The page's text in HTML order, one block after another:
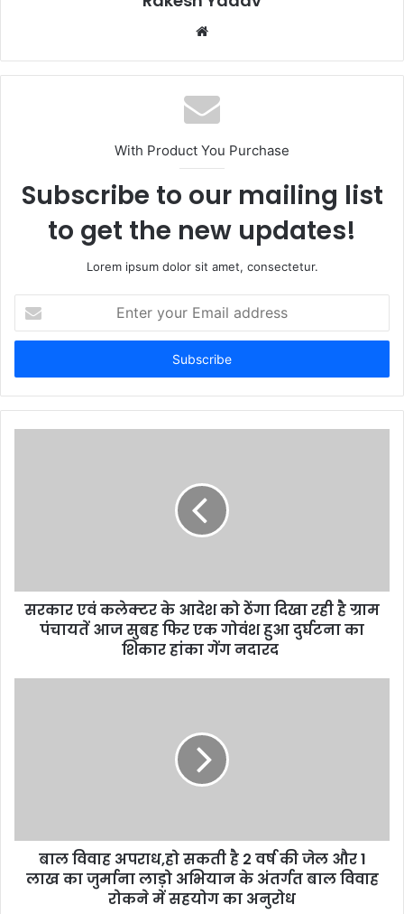
b
s
i
e
With Product You Purchase
Subscribe to our mailing list
to get the new updates!
Lorem ipsum dolor sit amet, consectetur.
t
r
y
s
सरकार एवं कलेक्टर के आदेश को ठेंगा दिखा रही है ग्राम
पंचायतें आज सुबह फिर एक गोवंश हुआ दुर्घटना का
शिकार हांका गेंग नदारद
बाल विवाह अपराध,हो सकती है 2 वर्ष की जेल और 1
लाख का जुर्माना लाड़ो अभियान के अंतर्गत बाल विवाह
रोकने में सहयोग का अनुरोध